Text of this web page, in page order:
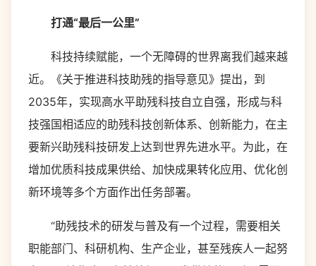
打通“最后一公里”
科技持续赋能，一个无障碍的世界离我们越来越
近。《关于推进科技助残的指导意见》提出，到
2035年，实现高水平助残科技自立自强，形成与科
技强国相适应的助残科技创新体系、创新能力，在主
要新兴助残科技研发上达到世界先进水平。为此，在
增加优质科技成果供给、加快成果转化应用、优化创
新环境等多个方面作出任务部署。
“助残技术的研发与普及有一个过程，需要相关
职能部门、科研机构、生产企业，甚至残疾人一起努